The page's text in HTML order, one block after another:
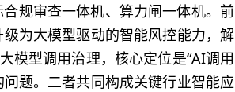
规审查一体机、算力闸一体机。前
为大模型驱动的智能风控能力，解
模型调用治理，核心定位是“AI调用
题。二者共同构成关键行业智能应